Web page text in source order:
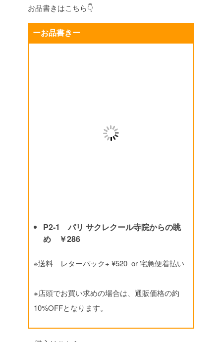
お品書きはこちら👇
ーお品書きー
P2-1 パリ サクレクール寺院からの眺
め ￥286
※送料 レターパック+ ¥520 or 宅急便着払い
※店頭でお買い求めの場合は、通販価格の約
10%OFFとなります。